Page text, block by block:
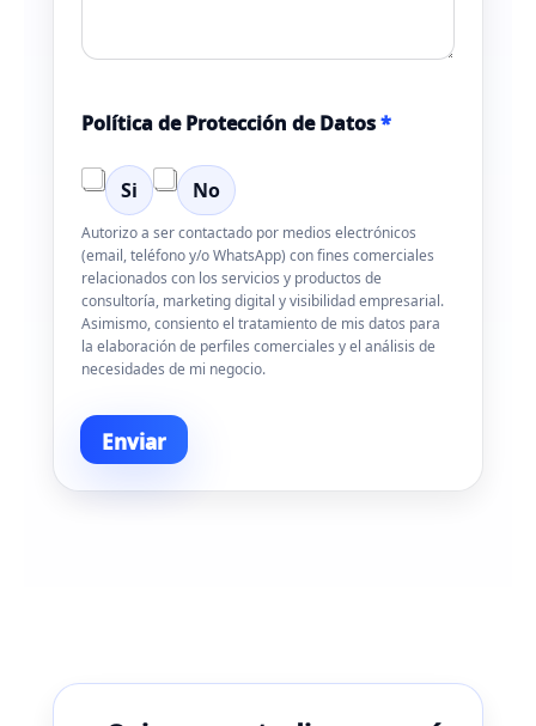
i
*
Política de Protección de Datos*
Si No
Autorizo a ser contactado por medios electrónicos
(email, teléfono y/o WhatsApp) con fines comerciales
relacionados con los servicios y productos de
consultoría, marketing digital y visibilidad empresarial.
Asimismo, consiento el tratamiento de mis datos para
la elaboración de perfiles comerciales y el análisis de
necesidades de mi negocio.
Enviar